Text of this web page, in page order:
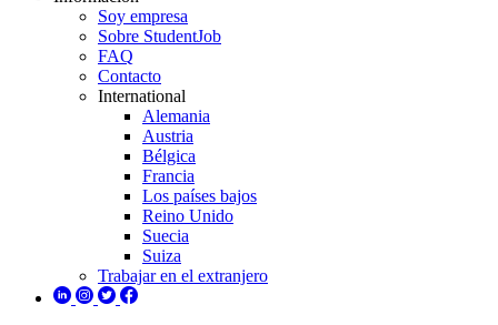
Soy empresa
Sobre StudentJob
FAQ
Contacto
International
Alemania
Austria
Bélgica
Francia
Los países bajos
Reino Unido
Suecia
Suiza
Trabajar en el extranjero